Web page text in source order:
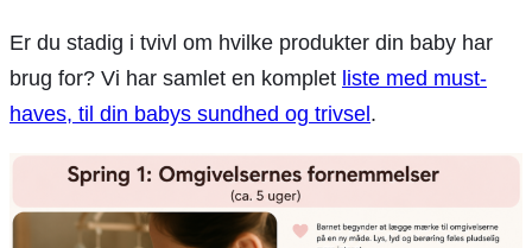
Er du stadig i tvivl om hvilke produkter din baby har
brug for? Vi har samlet en komplet liste med must-
haves, til din babys sundhed og trivsel .